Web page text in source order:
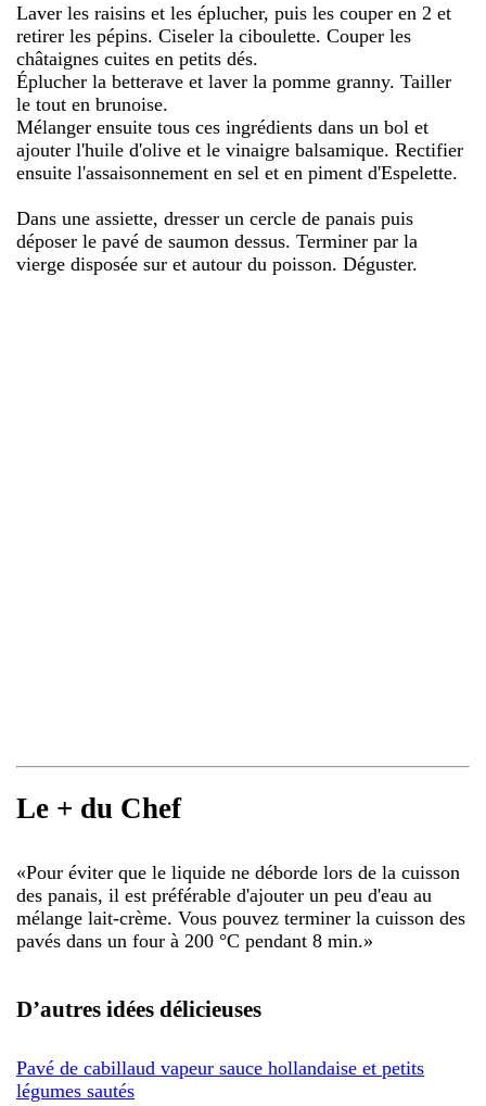
Laver les raisins et les éplucher, puis les couper en 2 et
retirer les pépins. Ciseler la ciboulette. Couper les
châtaignes cuites en petits dés.
Éplucher la betterave et laver la pomme granny. Tailler
le tout en brunoise.
Mélanger ensuite tous ces ingrédients dans un bol et
ajouter l'huile d'olive et le vinaigre balsamique. Rectifier
ensuite l'assaisonnement en sel et en piment d'Espelette.
Dans une assiette, dresser un cercle de panais puis
déposer le pavé de saumon dessus. Terminer par la
vierge disposée sur et autour du poisson. Déguster.
Le + du Chef
«Pour éviter que le liquide ne déborde lors de la cuisson
des panais, il est préférable d'ajouter un peu d'eau au
mélange lait-crème. Vous pouvez terminer la cuisson des
pavés dans un four à 200 °C pendant 8 min.»
D’autres idées délicieuses
Pavé de cabillaud vapeur sauce hollandaise et petits
légumes sautés